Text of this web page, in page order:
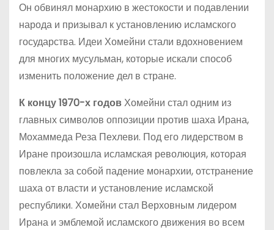
Он обвинял монархию в жестокости и подавлении
народа и призывал к установлению исламского
государства. Идеи Хомейни стали вдохновением
для многих мусульман, которые искали способ
изменить положение дел в стране.
К концу 1970-х годовХомейни стал одним из
главных символов оппозиции против шаха Ирана,
Мохаммеда Реза Пехлеви. Под его лидерством в
Иране произошла исламская революция, которая
повлекла за собой падение монархии, отстранение
шаха от власти и установление исламской
республики. Хомейни стал Верховным лидером
Ирана и эмблемой исламского движения во всем